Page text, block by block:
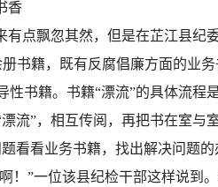
香
点飘忽其然，但是在芷江县纪
册书籍，既有反腐倡廉方面的业
性书籍。书籍“漂流”的具体流
流”，相互传阅，再把书在室与
看看业务书籍，找出解决问题
啊！”一位该县纪检干部这样说